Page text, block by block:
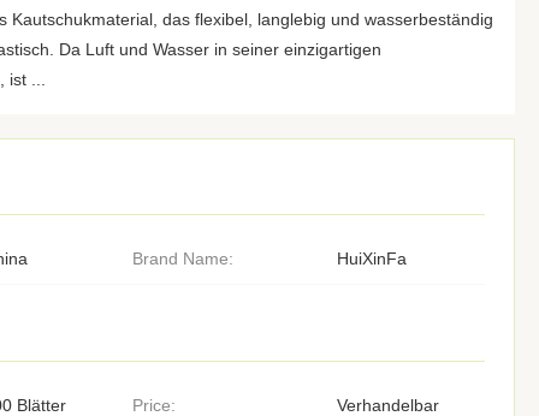
Kautschukmaterial, das flexibel, langlebig und wasserbeständig
Da Luft und Wasser in seiner einzigartigen
...
Brand Name: HuiXinFa
Blätter Price: Verhandelbar